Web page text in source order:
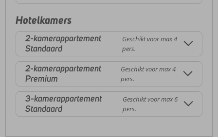
Hotelkamers
2-kamerappartement
Standaard
Geschikt voor max 4
pers.
2-kamerappartement
Premium
Geschikt voor max 4
pers.
3-kamerappartement
Standaard
Geschikt voor max 6
pers.